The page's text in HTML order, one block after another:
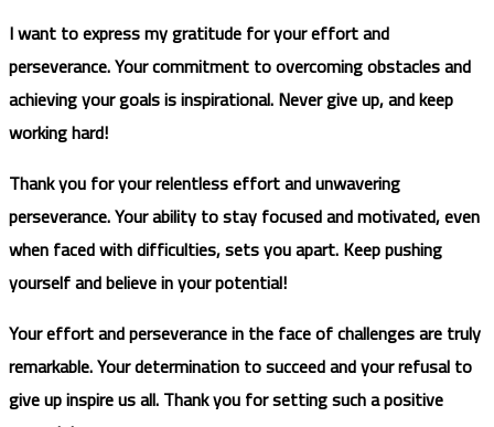
I want to express my gratitude for your effort and
perseverance. Your commitment to overcoming obstacles and
achieving your goals is inspirational. Never give up, and keep
working hard!
Thank you for your relentless effort and unwavering
perseverance. Your ability to stay focused and motivated, even
when faced with difficulties, sets you apart. Keep pushing
yourself and believe in your potential!
Your effort and perseverance in the face of challenges are truly
remarkable. Your determination to succeed and your refusal to
give up inspire us all. Thank you for setting such a positive